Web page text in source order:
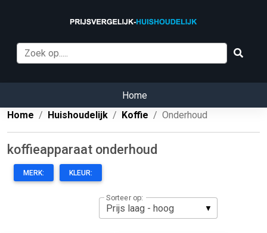
Home
Home
Huishoudelijk Koffie Onderhoud
koffieapparaat onderhoud
MERK: KLEUR:
Sorteer op: